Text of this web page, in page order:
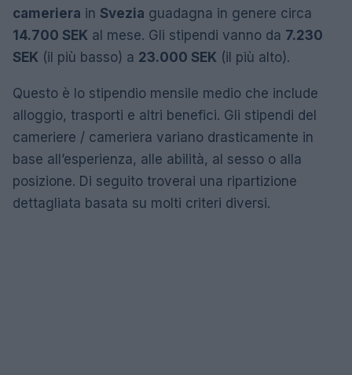
cameriera in Svezia guadagna in genere circa
14.700 SEK al mese. Gli stipendi vanno da 7.230
SEK (il più basso) a 23.000 SEK (il più alto).
Questo è lo stipendio mensile medio che include
alloggio, trasporti e altri benefici. Gli stipendi del
cameriere / cameriera variano drasticamente in
base all’esperienza, alle abilità, al sesso o alla
posizione. Di seguito troverai una ripartizione
dettagliata basata su molti criteri diversi.